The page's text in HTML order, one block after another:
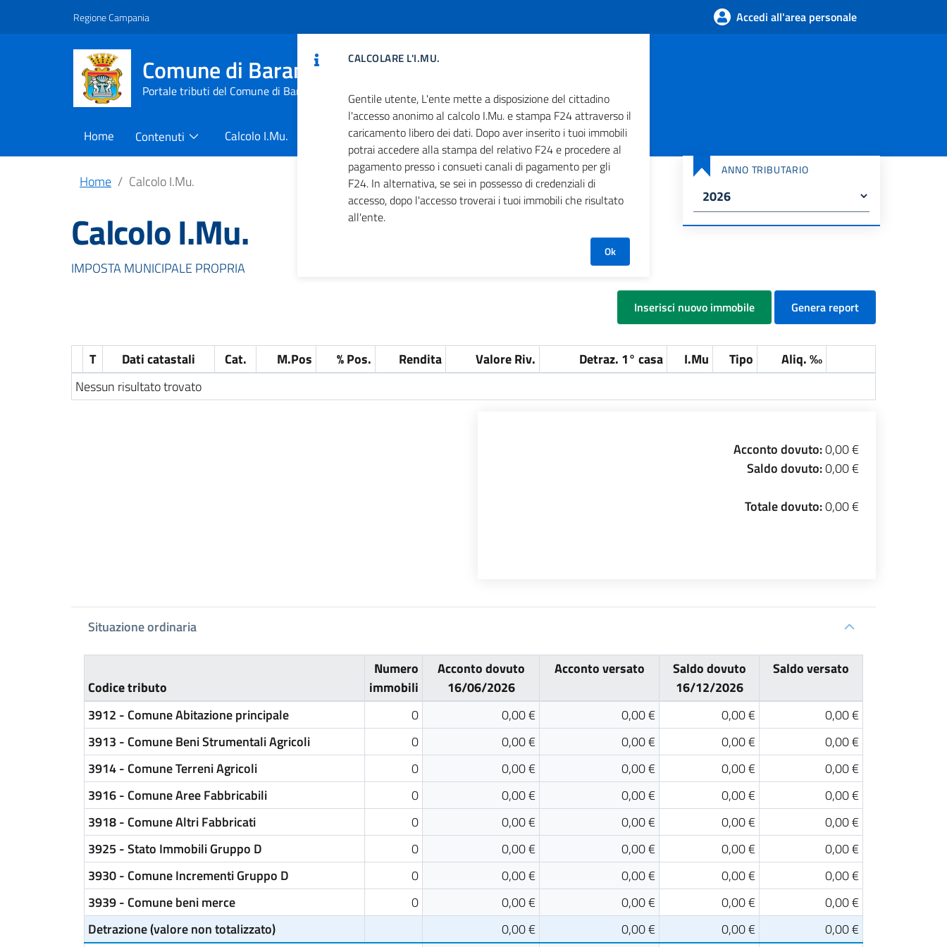
Regione Campania Accedi all'area personale
Comune di Barano d'Ischia
Portale tributi del Comune di Barano d'Ischia
Home Contenuti Calcolo I.Mu.
Home Calcolo I.Mu.
ANNO TRIBUTARIO
Calcolo I.Mu.
IMPOSTA MUNICIPALE PROPRIA
Inserisci nuovo immobile Genera report
T Dati catastali Cat. M.Pos % Pos. Rendita Valore Riv. Detraz. 1° casa I.Mu Tipo
Aliq. ‰
Nessun risultato trovato
Acconto dovuto:0,00 €
Saldo dovuto:0,00 €
Totale dovuto:0,00 €
Situazione ordinaria
Codice tributo
Numero
immobili
Acconto dovuto
16/06/2026
Acconto versato
Saldo dovuto
16/12/2026
Saldo versato
3912 - Comune Abitazione principale 0 0,00 € 0,00 € 0,00 €
0,00 €
3913 - Comune Beni Strumentali Agricoli
0 0,00 € 0,00 € 0,00 €
0,00 €
3914 - Comune Terreni Agricoli
0 0,00 € 0,00 € 0,00 €
0,00 €
3916 - Comune Aree Fabbricabili
0 0,00 € 0,00 € 0,00 €
0,00 €
3918 - Comune Altri Fabbricati
0 0,00 € 0,00 € 0,00 €
0,00 €
3925 - Stato Immobili Gruppo D
0 0,00 € 0,00 € 0,00 €
0,00 €
3930 - Comune Incrementi Gruppo D
0 0,00 € 0,00 € 0,00 €
0,00 €
3939 - Comune beni merce
0 0,00 € 0,00 € 0,00 €
0,00 €
Detrazione (valore non totalizzato)
0,00 € 0,00 € 0,00 € 0,00 €
CALCOLARE L'I.MU.
Gentile utente, L'ente mette a disposizione del cittadino
l'accesso anonimo al calcolo I.Mu. e stampa F24 attraverso il
caricamento libero dei dati. Dopo aver inserito i tuoi immobili
potrai accedere alla stampa del relativo F24 e procedere al
pagamento presso i consueti canali di pagamento per gli
F24. In alternativa, se sei in possesso di credenziali di
accesso, dopo l'accesso troverai i tuoi immobili che risultato
all'ente.
Ok